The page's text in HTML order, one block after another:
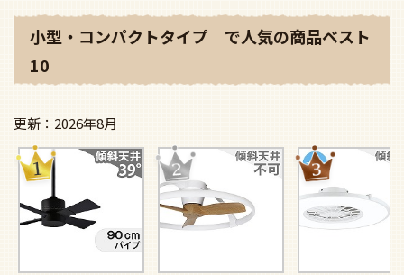
小型・コンパクトタイプ で人気の商品ベスト
10
2026年8月